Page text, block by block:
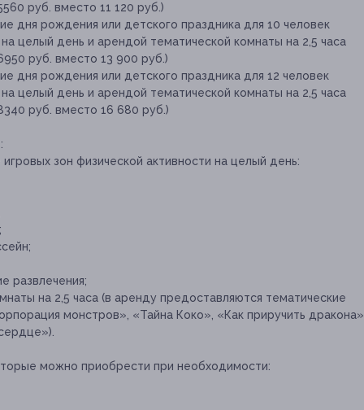
руб. вместо 11 120 руб.)
дня рождения или детского праздника для 10 человек
целый день и арендой тематической комнаты на 2,5 часа
руб. вместо 13 900 руб.)
дня рождения или детского праздника для 12 человек
целый день и арендой тематической комнаты на 2,5 часа
руб. вместо 16 680 руб.)
зон физической активности на целый день:
развлечения;
на 2,5 часа (в аренду предоставляются тематические
монстров», «Тайна Коко», «Как приручить дракона»,
можно приобрести при необходимости: